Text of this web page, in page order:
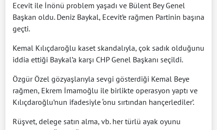
Ecevit ile İnönü problem yaşadı ve Bülent Bey Genel
Başkan oldu. Deniz Baykal, Ecevit’e rağmen Partinin başına
geçti.
Kemal Kılıçdaroğlu kaset skandalıyla, çok sadık olduğunu
iddia ettiği Baykal’a karşı CHP Genel Başkanı seçildi.
Özgür Özel gözyaşlarıyla sevgi gösterdiği Kemal Beye
rağmen, Ekrem İmamoğlu ile birlikte operasyon yaptı ve
Kılıçdaroğlu’nun ifadesiyle ‘onu sırtından hançerlediler’.
Rüşvet, delege satın alma, vb. her türlü ayak oyunu